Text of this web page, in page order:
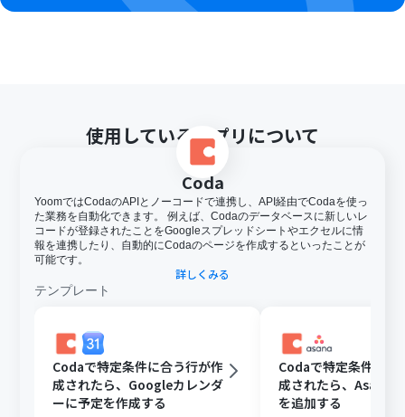
使用しているアプリについて
Coda
YoomではCodaのAPIとノーコードで連携し、API経由でCodaを使っ
た業務を自動化できます。 例えば、Codaのデータベースに新しいレ
コードが登録されたことをGoogleスプレッドシートやエクセルに情
報を連携したり、自動的にCodaのページを作成するといったことが
可能です。
詳しくみる
テンプレート
Codaで特定条件に合う行が作
成されたら、Googleカレンダ
ーに予定を作成する
Codaで特定条件に合
成されたら、Asana
を追加する